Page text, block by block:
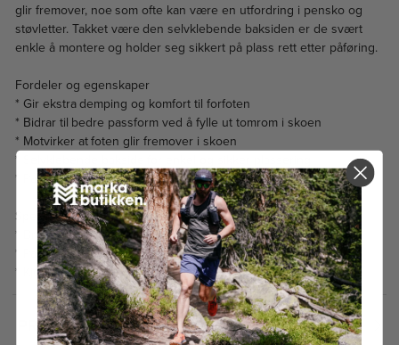
glir fremover, noe som ofte kan være en utfordring i pensko og
støvletter. Takket være den selvklebende baksiden er de svært
enkle å montere og holder seg sikkert på plass rett etter påføring.
Fordeler og egenskaper
* Gir ekstra demping og komfort til forfoten
* Bidrar til bedre passform ved å fylle ut tomrom i skoen
* Motvirker at foten glir fremover i skoen
* Selvklebende bakside for enkel og sikker plassering
* Passer i alle typer fottøy
Spesifikasjoner
* Bruksområde: Alle typer sko
* Pakken inneholder: 2 stk (ett par)
* Kjønn: Unisex
PRISHISTORIKK